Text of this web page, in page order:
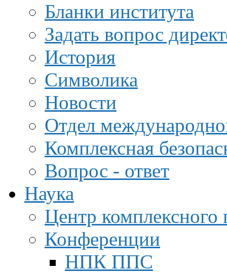
Бланки института
Задать вопрос
История
Символика
Новости
Отдел
Комплексная
Вопрос - ответ
Наука
Центр
Конференции
НПК ППС